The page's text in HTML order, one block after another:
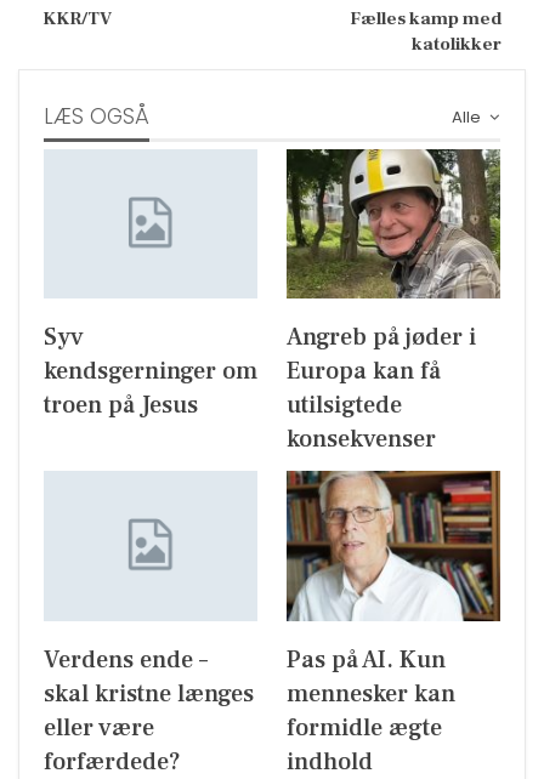
KKR/TV
Fælles kamp med
katolikker
Alle
LÆS OGSÅ
Syv
kendsgerninger om
troen på Jesus
Angreb på jøder i
Europa kan få
utilsigtede
konsekvenser
Verdens ende –
skal kristne længes
eller være
forfærdede?
Pas på AI. Kun
mennesker kan
formidle ægte
indhold